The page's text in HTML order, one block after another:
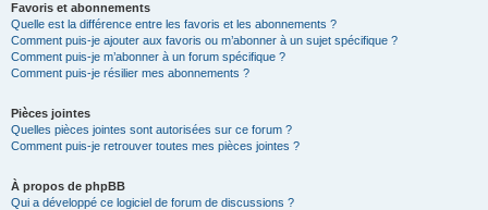
Favoris et abonnements
Quelle est la différence entre les favoris et les abonnements ?
Comment puis-je ajouter aux favoris ou m’abonner à un sujet spécifique ?
Comment puis-je m’abonner à un forum spécifique ?
Comment puis-je résilier mes abonnements ?
Pièces jointes
Quelles pièces jointes sont autorisées sur ce forum ?
Comment puis-je retrouver toutes mes pièces jointes ?
À propos de phpBB
Qui a développé ce logiciel de forum de discussions ?